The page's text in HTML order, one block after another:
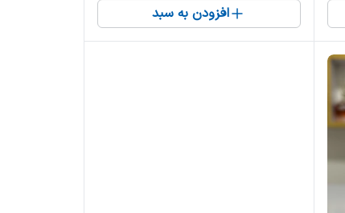
افزودن به سبد